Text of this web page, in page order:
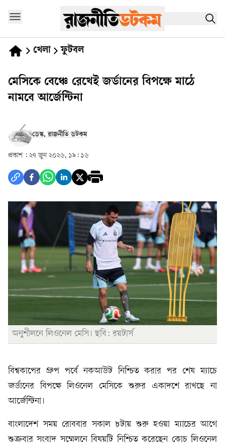
খেলা ফুটবল
মেসিকে বেঞ্চে রেখেই জর্ডানের বিপক্ষে মাঠে
নামবে আর্জেন্টিনা
ডেস্ক, রাজনীতি ডটকম
প্রকাশ : ২৭ জুন ২০২৬, ১৯: ১৬
অনুশীলনে লিওনেল মেসি। ছবি: রয়টার্স
বিশ্বকাপের গ্রুপ পর্বে নকআউট নিশ্চিত করার পর শেষ ম্যাচে
জর্ডানের বিপক্ষে লিওনেল মেসিকে শুরুর একাদশে রাখছে না
আর্জেন্টিনা।
বাংলাদেশ সময় রোববার সকাল ৮টায় শুরু হওয়া ম্যাচের আগে
শুক্রবার সংবাদ সম্মেলনে বিষয়টি নিশ্চিত করেছেন কোচ লিওনেল